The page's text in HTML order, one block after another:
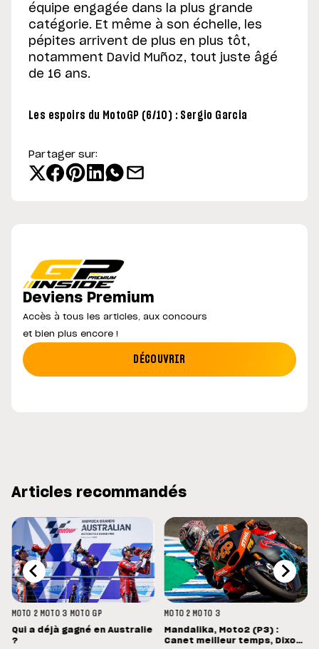
équipe engagée dans la plus grande
catégorie. Et même à son échelle, les
pépites arrivent de plus en plus tôt,
notamment David Muñoz, tout juste âgé
de 16 ans.
Les espoirs du MotoGP (6/10) : Sergio Garcia
Partager sur:
Deviens Premium
Accès à tous les articles, aux concours
et bien plus encore !
DÉCOUVRIR
Articles recommandés
MOTO 2 MOTO 3 MOTO GP
Qui a déjà gagné en Australie
?
MOTO 2 MOTO 3
Mandalika, Moto2 (P3) :
Canet meilleur temps, Dixon